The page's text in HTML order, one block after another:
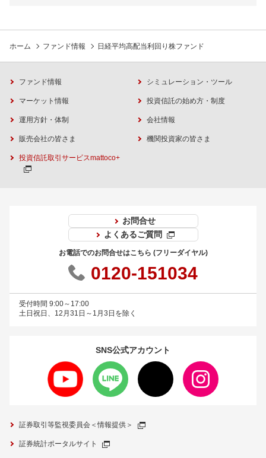
ホーム ファンド情報 日経平均高配当利回り株ファンド
ファンド情報 シミュレーション・ツール
マーケット情報 投資信託の始め方・制度
運用方針・体制 会社情報
販売会社の皆さま 機関投資家の皆さま
投資信託取引サービスmattoco+
お問合せ
よくあるご質問
お電話でのお問合せはこちら (フリーダイヤル)
0120-151034
受付時間 9:00～17:00
土日祝日、12月31日～1月3日を除く
SNS公式アカウント
証券取引等監視委員会＜情報提供＞
証券統計ポータルサイト